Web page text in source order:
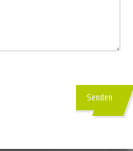
Senden